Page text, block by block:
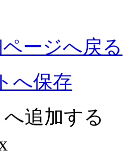
ージへ戻る
へ保存
追加する